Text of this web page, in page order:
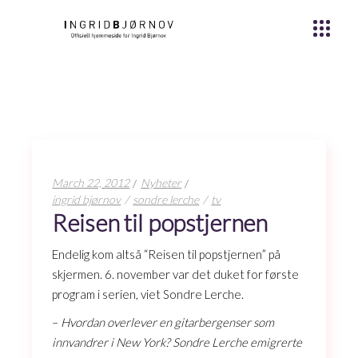
March 22, 2012
Nyheter
ingrid bjørnov
sondre lerche tv
Reisen til popstjernen
Endelig kom altså “Reisen til popstjernen” på
skjermen. 6. november var det duket for første
program i serien, viet Sondre Lerche.
– Hvordan overlever en gitarbergenser som
innvandrer i New York? Sondre Lerche emigrerte